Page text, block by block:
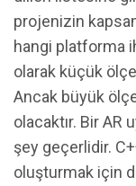
projenizin
hangi platforma
olarak küçük
Ancak büyük
olacaktır. Bir AR
şey geçerlidir.
oluşturmak için